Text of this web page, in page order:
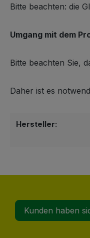
Bitte beachten: die
Umgang mit dem
Bitte beachten Sie,
Daher ist es
Hersteller:
Kunden haben